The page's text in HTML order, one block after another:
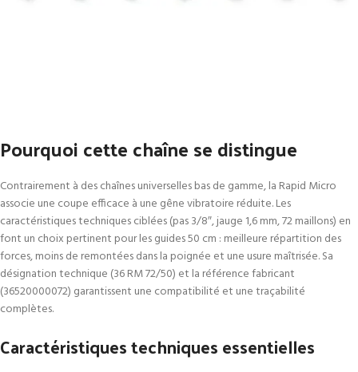
Pourquoi cette chaîne se distingue
Contrairement à des chaînes universelles bas de gamme, la Rapid Micro
associe une coupe efficace à une gêne vibratoire réduite. Les
caractéristiques techniques ciblées (pas 3/8″, jauge 1,6 mm, 72 maillons) en
font un choix pertinent pour les guides 50 cm : meilleure répartition des
forces, moins de remontées dans la poignée et une usure maîtrisée. Sa
désignation technique (36 RM 72/50) et la référence fabricant
(36520000072) garantissent une compatibilité et une traçabilité
complètes.
Caractéristiques techniques essentielles